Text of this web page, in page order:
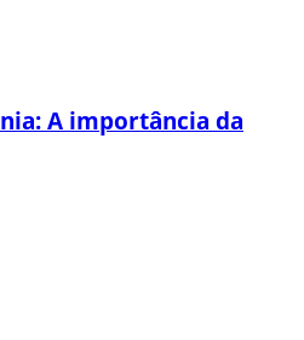
A importância da